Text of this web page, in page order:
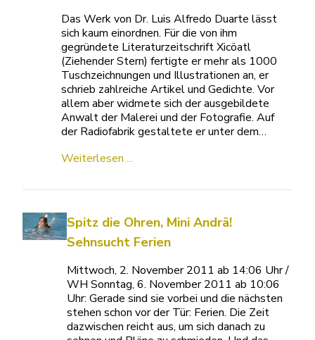
Das Werk von Dr. Luis Alfredo Duarte lässt
sich kaum einordnen. Für die von ihm
gegründete Literaturzeitschrift Xicöatl
(Ziehender Stern) fertigte er mehr als 1000
Tuschzeichnungen und Illustrationen an, er
schrieb zahlreiche Artikel und Gedichte. Vor
allem aber widmete sich der ausgebildete
Anwalt der Malerei und der Fotografie. Auf
der Radiofabrik gestaltete er unter dem…
Weiterlesen ...
Spitz die Ohren, Mini Andrä!
Sehnsucht Ferien
Mittwoch, 2. November 2011 ab 14:06 Uhr /
WH Sonntag, 6. November 2011 ab 10:06
Uhr: Gerade sind sie vorbei und die nächsten
stehen schon vor der Tür: Ferien. Die Zeit
dazwischen reicht aus, um sich danach zu